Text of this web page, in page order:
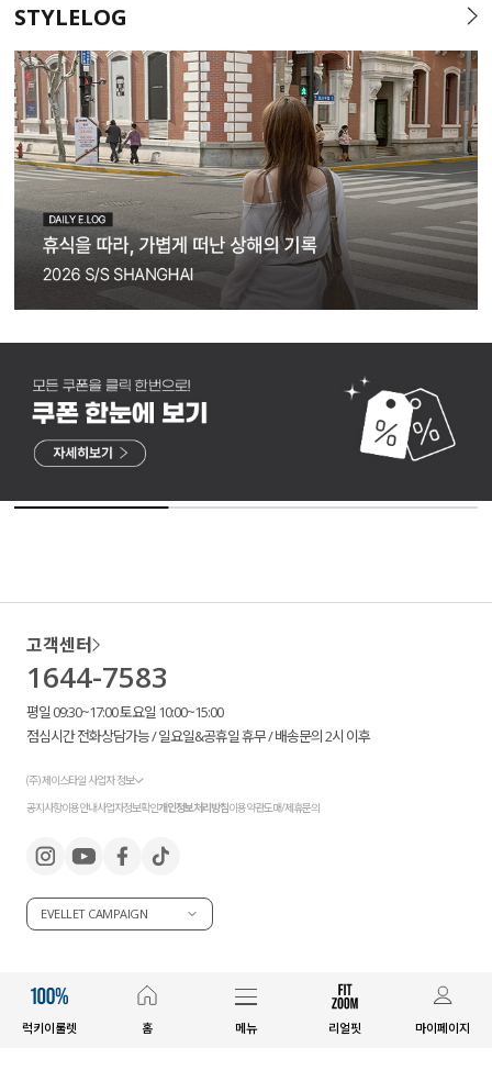
럭키이룰렛 홈 메뉴 리얼핏 마이페이지
STYLELOG
고객센터
1644-7583
평일 09:30~17:00 토요일 10:00~15:00
점심시간 전화상담가능 / 일요일&공휴일 휴무 / 배송문의 2시 이후
(주) 제이스타일 사업자 정보
공지사항이용안내사업자정보확인개인정보처리방침이용약관도매/제휴문의
EVELLET CAMPAIGN